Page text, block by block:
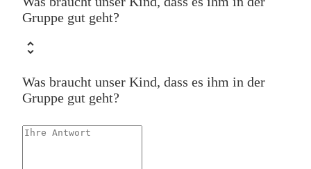
Gruppe gut geht?
Was braucht unser Kind, dass es ihm in der
Gruppe gut geht?